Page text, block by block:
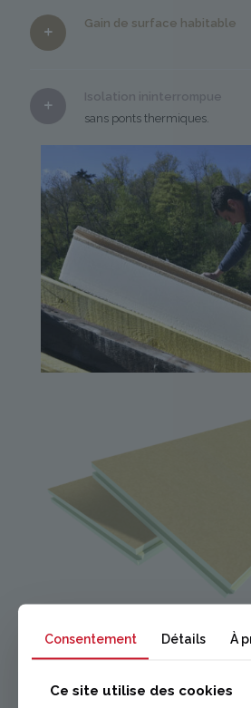
Gain de surface habitable
Isolation ininterrompue
sans ponts thermiques.
Consentement Détails À
Ce site utilise des cookies